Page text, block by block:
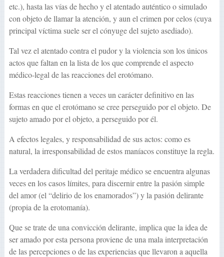
etc.), hasta las vías de hecho y el atentado auténtico o simulado
con objeto de llamar la atención, y aun el crimen por celos (cuya
principal víctima suele ser el cónyuge del sujeto asediado).
Tal vez el atentado contra el pudor y la violencia son los únicos
actos que faltan en la lista de los que comprende el aspecto
médico-legal de las reacciones del erotómano.
Estas reacciones tienen a veces un carácter definitivo en las
formas en que el erotómano se cree perseguido por el objeto. De
sujeto amado por el objeto, a perseguido por él.
A efectos legales, y responsabilidad de sus actos: como es
natural, la irresponsabilidad de estos maníacos constituye la regla.
La verdadera dificultad del peritaje médico se encuentra algunas
veces en los casos límites, para discernir entre la pasión simple
del amor (el “delirio de los enamorados”) y la pasión delirante
(propia de la erotomanía).
Que se trate de una convicción delirante, implica que la idea de
ser amado por esta persona proviene de una mala interpretación
de las percepciones o de las experiencias que llevaron a aquella